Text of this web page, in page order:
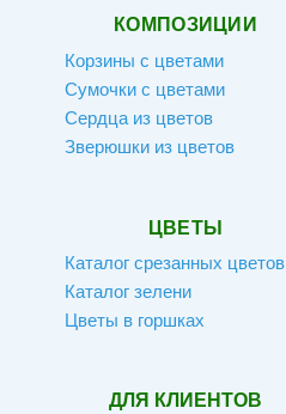
КОМПОЗИЦИИ
Корзины с цветами
Сумочки с цветами
Сердца из цветов
Зверюшки из цветов
ЦВЕТЫ
Каталог срезанных цветов
Каталог зелени
Цветы в горшках
ДЛЯ КЛИЕНТОВ